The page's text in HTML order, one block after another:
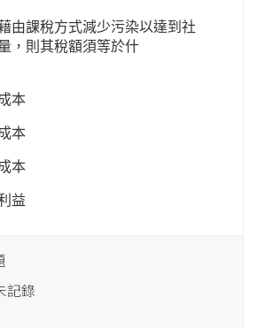
由課稅方式減少污染以達到社
，則其稅額須等於什
本
本
本
益
記錄